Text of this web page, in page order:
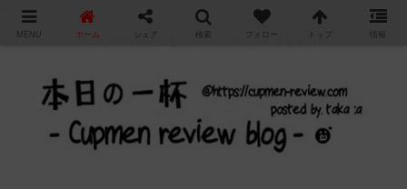
カップ麺の新商品をレビュー / アレンジするブログ
MENU ホーム シェア 検索 フォロー トップ 情報